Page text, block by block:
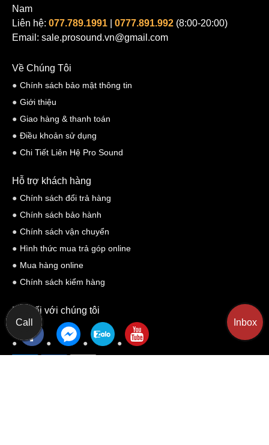
Nam
Liên hệ: 077.789.1991 0777.891.992 (8:00-20:00)
Email: sale.prosound.vn@gmail.com
Về Chúng Tôi
Chính sách bảo mật thông tin
Giới thiệu
Giao hàng & thanh toán
Điều khoản sử dụng
Chi Tiết Liên Hệ Pro Sound
Hỗ trợ khách hàng
Chính sách đổi trả hàng
Chính sách bảo hành
Chính sách vận chuyển
Hình thức mua trả góp online
Mua hàng online
Chính sách kiểm hàng
Kết nối với chúng tôi
Call Inbox